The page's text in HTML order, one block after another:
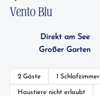
Vento Blu
Direkt am See
Großer Garten
2 Gäste 1 Schlafzimmer
Haustiere nicht erlaubt